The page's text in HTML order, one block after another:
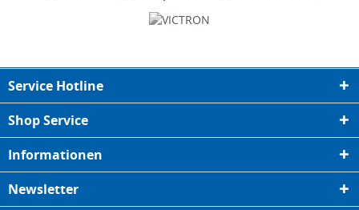
Service Hotline
Shop Service
Informationen
Newsletter